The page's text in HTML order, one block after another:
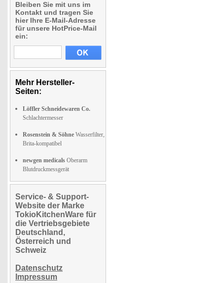
Bleiben Sie mit uns im
Kontakt und tragen Sie
hier Ihre E-Mail-Adresse
für unsere HotPrice-Mail
ein:
Mehr Hersteller-
Seiten:
Löffler Schneidewaren Co.
Schlachtermesser
Rosenstein & Söhne Wasserfilter,
Brita-kompatibel
newgen medicals Oberarm
Blutdruckmessgerät
Service- & Support-
Website der Marke
TokioKitchenWare für
die Vertriebsgebiete
Deutschland,
Österreich und
Schweiz
Datenschutz
Impressum